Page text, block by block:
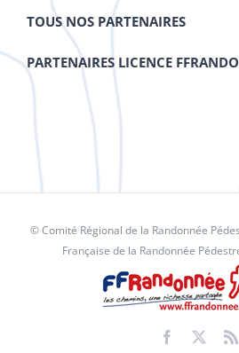
TOUS NOS PARTENAIRES
PARTENAIRES LICENCE
© Comité Régional de la Randonnée
Française de la Randonnée
Facebook